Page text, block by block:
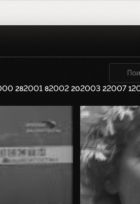
282001 82002 202003 22007 1